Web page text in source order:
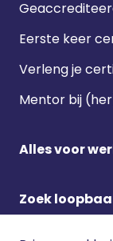
Eerste keer
Verleng je
Mentor bij
Alles voor
Zoek
Footer